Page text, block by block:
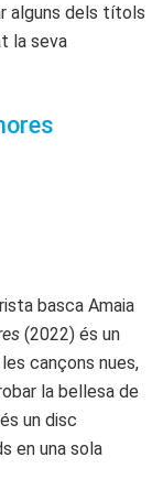
alguns dels títols
la seva
basca Amaia
(2022) és un
cançons nues,
la bellesa de
un disc
en una sola